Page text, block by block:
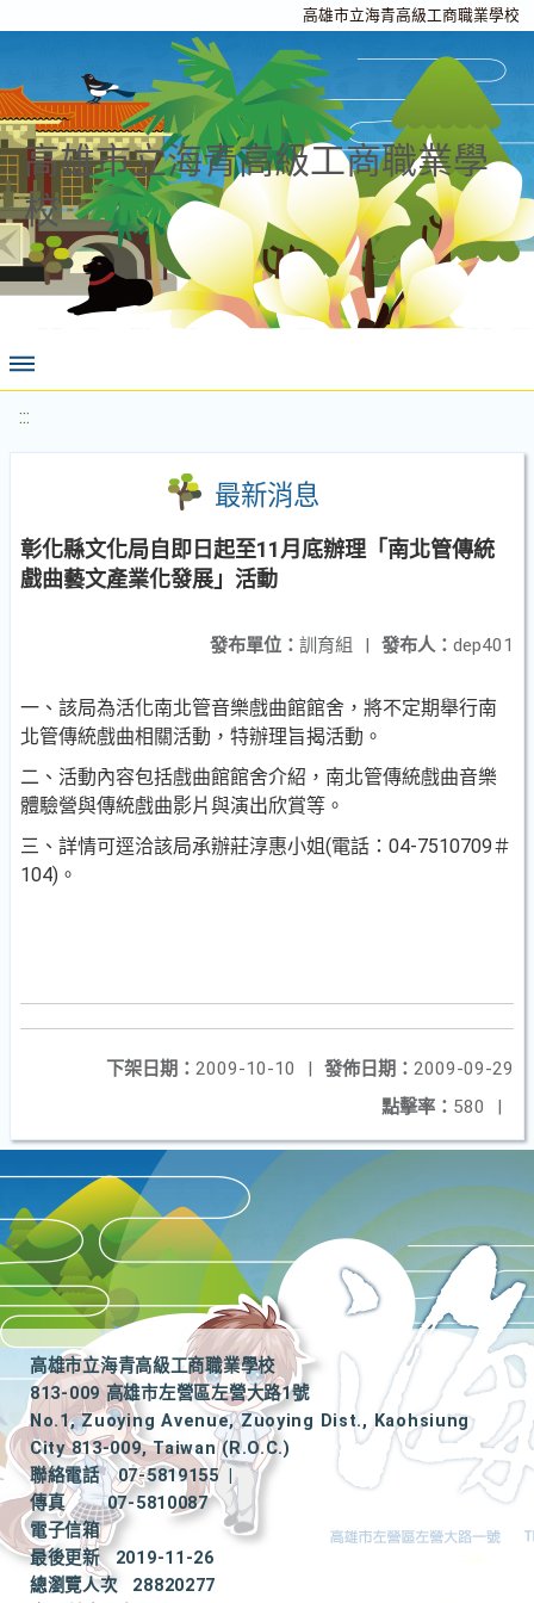
高雄市立海青高級工商職業學校
高雄市立海青高級工商職業學
校
:::
最新消息
彰化縣文化局自即日起至11月底辦理「南北管傳統
戲曲藝文產業化發展」活動
發布人： dep401
發布單位： 訓育組 |
一、該局為活化南北管音樂戲曲館館舍，將不定期舉行南
北管傳統戲曲相關活動，特辦理旨揭活動。
二、活動內容包括戲曲館館舍介紹，南北管傳統戲曲音樂
體驗營與傳統戲曲影片與演出欣賞等。
三、詳情可逕洽該局承辦莊淳惠小姐(電話：04-7510709＃
104)。
發佈日期： 2009-09-29
下架日期： 2009-10-10
|
點擊率： 580 |
高雄市立海青高級工商職業學校
813-009 高雄市左營區左營大路1號
No.1, Zuoying Avenue, Zuoying Dist., Kaohsiung
City 813-009, Taiwan (R.O.C.)
聯絡電話
07-5819155
|
傳真
07-5810087
電子信箱
最後更新
2019-11-26
總瀏覽人次
28820277